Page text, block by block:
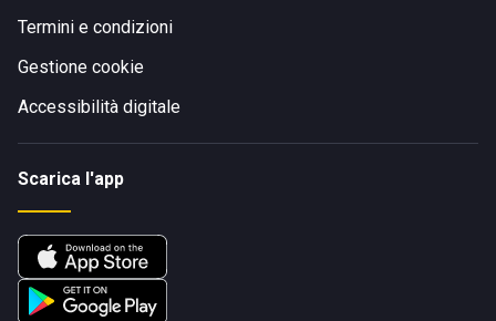
Termini e condizioni
Gestione cookie
Accessibilità digitale
Scarica l'app